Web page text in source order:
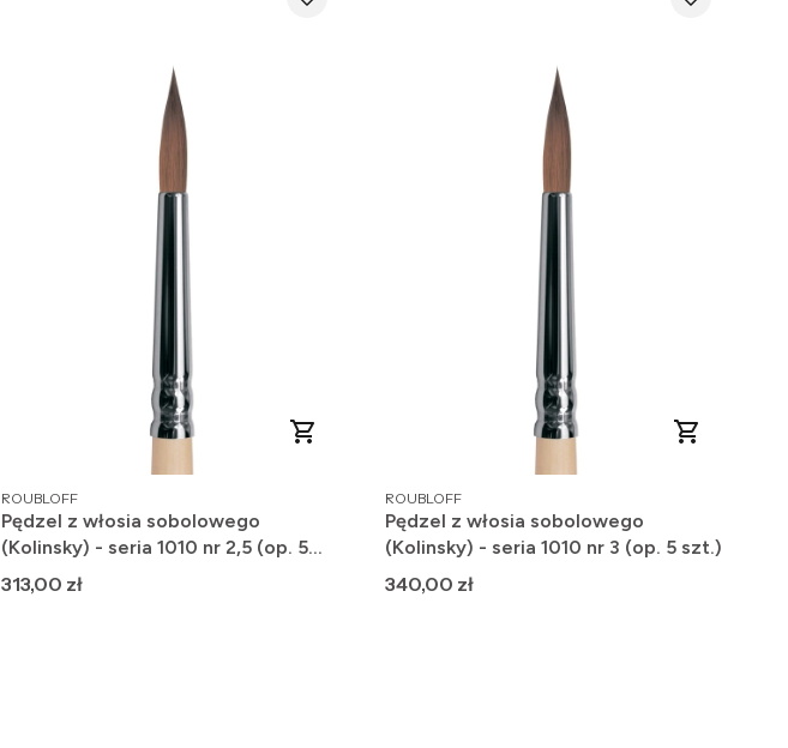
PRODUCENT
ROUBLOFF
Pędzel z włosia sobolowego
(Kolinsky) - seria 1010 nr 2,5 (op. 5
szt.)
Cena
313,00 zł
PRODUCENT
ROUBLOFF
Pędzel z włosia sobolowego
(Kolinsky) - seria 1010 nr 3 (op. 5 szt.)
Cena
340,00 zł